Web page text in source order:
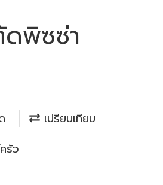
พิซซ่า
เปรียบเทียบ
รัว